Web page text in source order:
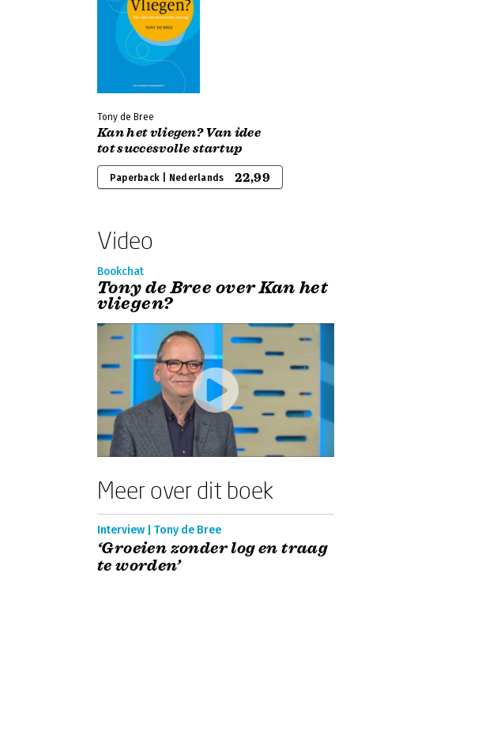
Tony de Bree
Kan het vliegen? Van idee
tot succesvolle startup
Paperback | Nederlands 22,99
Video
Bookchat
Tony de Bree over Kan het
vliegen?
Meer over dit boek
Interview | Tony de Bree
‘Groeien zonder log en traag
te worden’